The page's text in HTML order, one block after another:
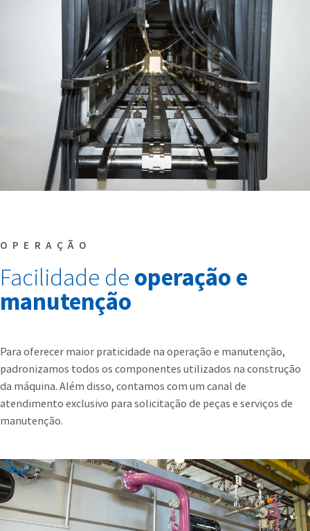
OPERAÇÃO
Facilidade de operação e
manutenção
Para oferecer maior praticidade na operação e manutenção,
padronizamos todos os componentes utilizados na construção
da máquina. Além disso, contamos com um canal de
atendimento exclusivo para solicitação de peças e serviços de
manutenção.